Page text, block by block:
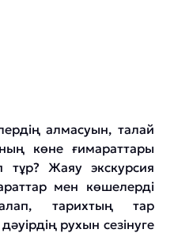
алмасуын, талай
көне ғимараттары
Жаяу экскурсия
мен көшелерді
тарихтың тар
рухын сезінуге